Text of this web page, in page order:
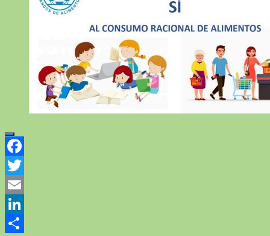
Facebook
Twitter
Email
LinkedIn